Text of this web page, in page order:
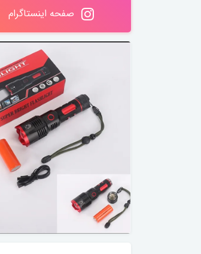
صفحه اینستاگرام
کن و چیپس ساز بنسی اصلی، بسیار
ضمانتی (برند نوین، بهترین برند)
9٪ تخفیف